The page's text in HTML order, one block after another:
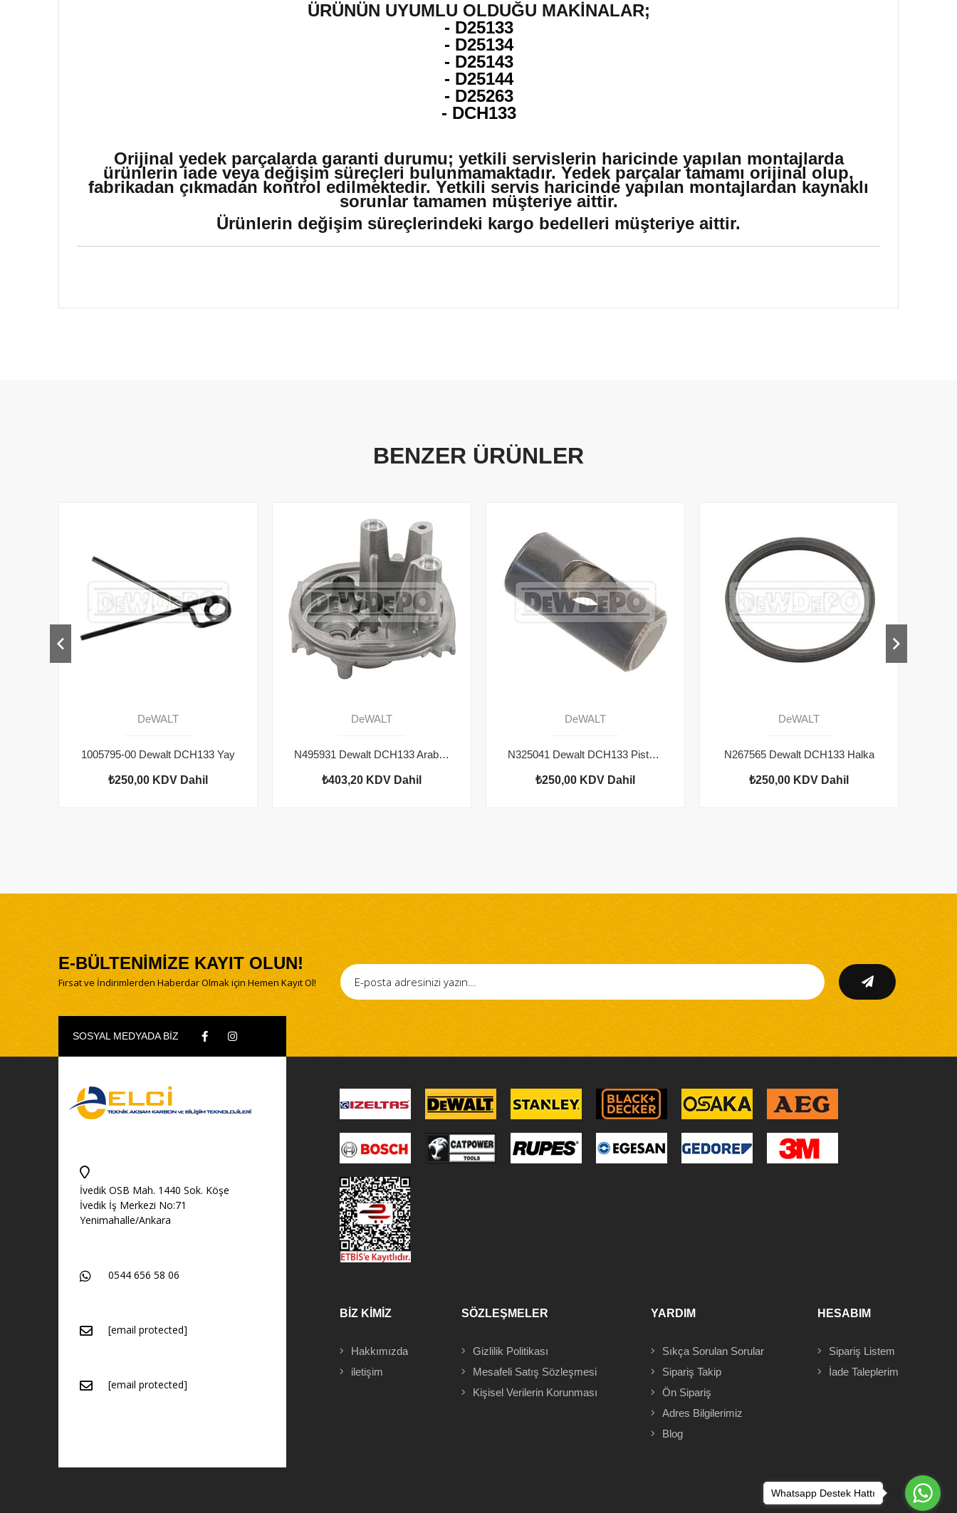
ÜRÜNÜN UYUMLU OLDUĞU MAKİNALAR;
- D25133
- D25134
- D25143
- D25144
- D25263
- DCH133
Orijinal yedek parçalarda garanti durumu; yetkili servislerin haricinde yapılan montajlarda
ürünlerin iade veya değişim süreçleri bulunmamaktadır. Yedek parçalar tamamı orijinal olup,
fabrikadan çıkmadan kontrol edilmektedir. Yetkili servis haricinde yapılan montajlardan kaynaklı
sorunlar tamamen müşteriye aittir.
Ürünlerin değişim süreçlerindeki kargo bedelleri müşteriye aittir.
BENZER ÜRÜNLER
DeWALT
1005795-00 Dewalt DCH133 Yay
₺250,00 KDV Dahil
DeWALT
N495931 Dewalt DCH133 Arablok
₺403,20 KDV Dahil
DeWALT
N325041 Dewalt DCH133 Piston Mil
₺250,00 KDV Dahil
DeWALT
N267565 Dewalt DCH133 Halka
₺250,00 KDV Dahil
E-BÜLTENİMİZE KAYIT OLUN!
Fırsat ve İndirimlerden Haberdar Olmak için Hemen Kayıt Ol!
SOSYAL MEDYADA BİZ
İvedik OSB Mah. 1440 Sok. Köşe
İvedik İş Merkezi No:71
Yenimahalle/Ankara
0544 656 58 06
[email protected]
[email protected]
BİZ KİMİZ
Hakkımızda
iletişim
SÖZLEŞMELER
Gizlilik Politikası
Mesafeli Satış Sözleşmesi
Kişisel Verilerin Korunması
YARDIM
Sıkça Sorulan Sorular
Sipariş Takip
Ön Sipariş
Adres Bilgilerimiz
Blog
HESABIM
Sipariş Listem
İade Taleplerim
Whatsapp Destek Hattı